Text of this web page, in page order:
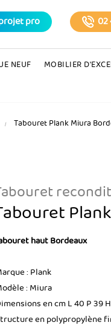
pro 02
NEUF MOBILIER
Tabouret Plank Miura
haut Bordeaux
: Plank
: Miura
en cm L 40 P 39
en polypropylène